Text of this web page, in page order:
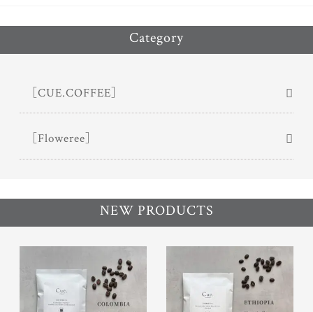
te Category
［CUE.COFFEE］
［Floweree］
NEW PRODUCTS